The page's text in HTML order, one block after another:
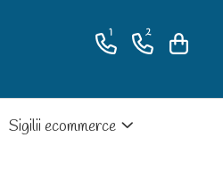
1 2
Sigilii ecommerce